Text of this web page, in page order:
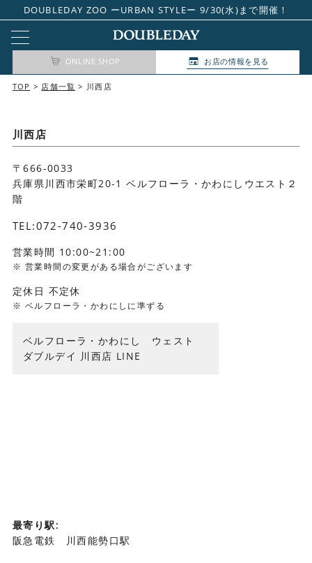
DOUBLEDAY ZOO ーURBAN STYLEー 9/30(水)まで開催！
ONLINE SHOP お店の情報を見る
TOP 店舗一覧 川西店
川西店
最寄り駅:
阪急電鉄 川西能勢口駅
〒666-0033
兵庫県川西市栄町20-1 ベルフローラ・かわにしウエスト２
階
TEL:072-740-3936
営業時間 10:00~21:00
営業時間の変更がある場合がございます
定休日 不定休
ベルフローラ・かわにしに準ずる
ベルフローラ・かわにし ウェスト
ダブルデイ 川西店 LINE